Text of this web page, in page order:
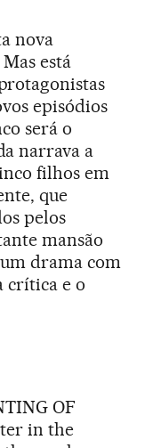
nova
Mas está
episódios
será o
narrava a
filhos em
que
pelos
mansão
drama com
crítica e o
OF
in the